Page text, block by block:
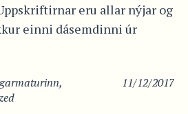
eru allar nýjar og
einni dásemdinni úr
11/12/2017
,